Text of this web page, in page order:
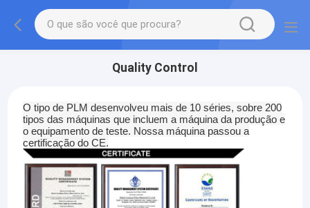
Quality Control
O tipo de PLM desenvolveu mais de 10 séries, sobre 200
tipos das máquinas que incluem a máquina da produção e
o equipamento de teste. Nossa máquina passou a
certificação do CE.